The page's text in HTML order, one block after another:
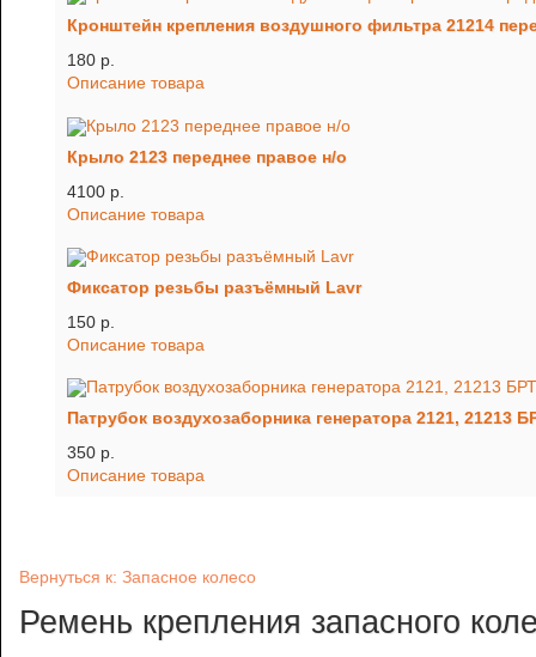
Кронштейн крепления воздушного фильтра 21214
180 p.
Описание товара
Крыло 2123 переднее правое н/о
4100 p.
Описание товара
Фиксатор резьбы разъёмный Lavr
150 p.
Описание товара
Патрубок воздухозаборника генератора 2121, 21213
350 p.
Описание товара
Вернуться к: Запасное колесо
Ремень крепления запасного